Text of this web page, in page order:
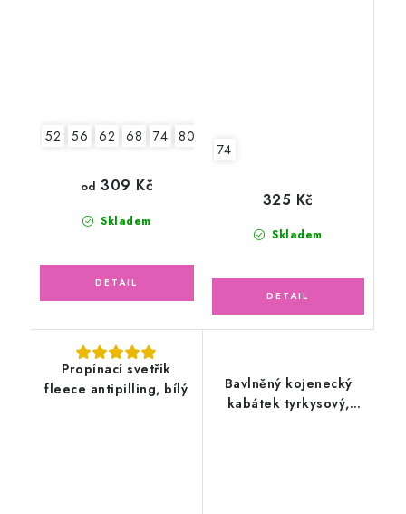
52 56 62 68 74 80
Skladem
od 309 Kč
74
Skladem
325 Kč
Propínací svetřík
fleece antipilling, bílý
Bavlněný kojenecký
kabátek tyrkysový,